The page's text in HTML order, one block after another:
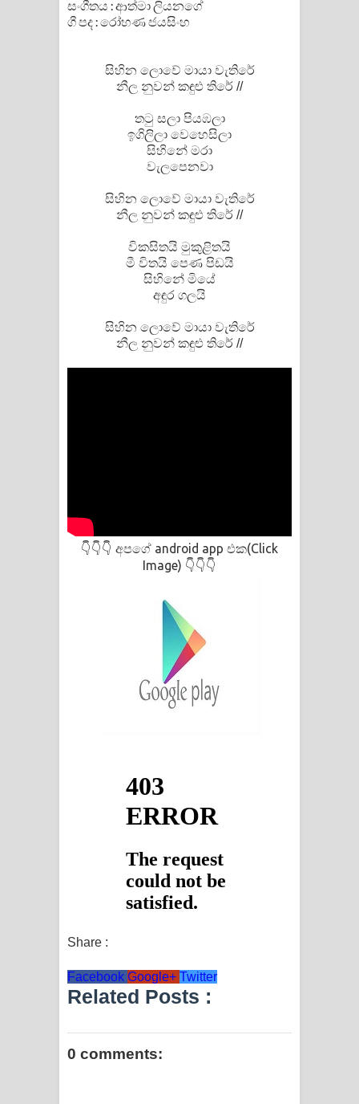
Pemwanthiye Song Lyrics -
පෙම්වන්තියේ ගීතයේ පද පෙළ
Manobhawa Song Lyrics - මනෝභව
ගීතයේ පද පෙළ
Akahe Indala Song Lyrics - ආකාහේ
ඉඳලා ගීතයේ පද පෙළ
පද පෙළ
Saddeta Denna Song Lyrics - සද්දෙට
දෙන්න ගීතයේ පද පෙළ
Kaalaya Song Lyrics - කාලය ගීතයේ පද
සඳට දුක හිතිලා ගීතයේ පද පෙළ
Sihina Song Lyrics - සිහින ගීතයේ පද
Father Song Lyrics - ෆාදර් ගීතයේ පද
Dannawada Mawa Song Lyrics -
සංගීතය : ආත්මා ලියනගේ
ගී පද : රෝහණ ජයසිංහ
සිහින ලොවේ මායා වැතිරේ
නීල නුවන් කඳුළු තිරේ //
තටු සලා පියඹලා
ඉගිලිලා වෙහෙසිලා
සිහිනේ මරා
වැලපෙනවා
සිහින ලොවේ මායා වැතිරේ
නීල නුවන් කඳුළු තිරේ //
විකසිතයි මුකුළිතයි
මී විතයි පෙණ පිඩයි
සිහිනේ මියේ
අඳුර ගලයි
සිහින ලොවේ මායා වැතිරේ
නීල නුවන් කඳුළු තිරේ //
👇👇👇 අපගේ android app එක(Click
Image) 👇👇👇
Share :
Facebook Google+ Twitter
Related Posts :
0 comments: